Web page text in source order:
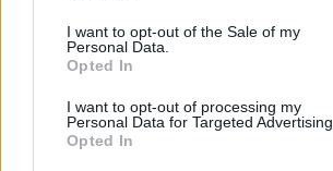
I want to opt-out of the Sale of my
Personal Data.
Opted In
I want to opt-out of processing my
Personal Data for Targeted Advertising.
Opted In